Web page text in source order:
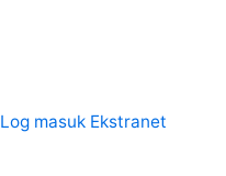
Log masuk Ekstranet